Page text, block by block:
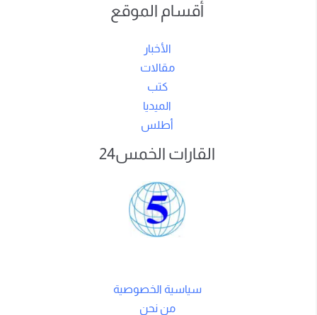
أقسام الموقع
الأخبار
مقالات
كتب
الميديا
أطلس
القارات الخمس24
سياسية الخصوصية
من نحن